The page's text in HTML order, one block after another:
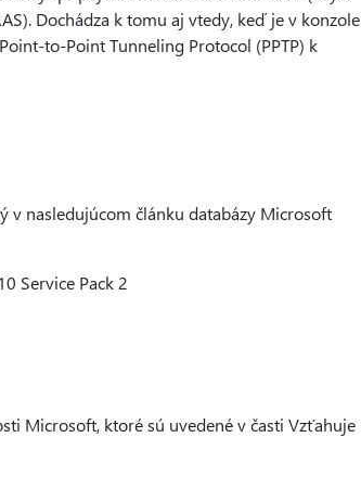
Dochádza k tomu aj vtedy, keď je v konzole
to-Point Tunneling Protocol (PPTP) k
v nasledujúcom článku databázy Microsoft
Service Pack 2
Microsoft, ktoré sú uvedené v časti Vzťahuje